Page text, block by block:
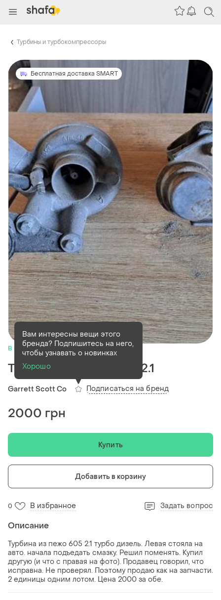
Турбины и турбокомпрессоры
Бесплатная доставка SMART
В наличии1 шт
Турбина peugeot 605 2.1
Garrett Scott Co
Вам интересны вещи этого
бренда? Подпишитесь на него,
чтобы узнавать о новинках
Хорошо
Подписаться на бренд
2000 грн
Купить
Добавить в корзину
0 В избранное Задать вопрос
Описание
Турбина из пежо 605 2.1 турбо дизель. Левая стояла на
авто. начала подъедать смазку. Решил поменять. Купил
другую (и что с правая на фото). Продавец говорил, что
исправна. Не проверял. Поэтому продаю как на запчасти.
2 единицы одним лотом. Цена 2000 за обе.